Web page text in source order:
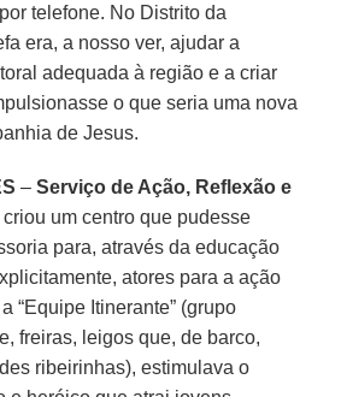
telefone. No Distrito da
era, a nosso ver, ajudar a
adequada à região e a criar
o que seria uma nova
de Jesus.
–Serviço de Ação, Reflexão e
criou um centro que pudesse
para, através da educação
atores para a ação
“Equipe Itinerante” (grupo
freiras, leigos que, de barco,
ribeirinhas), estimulava o